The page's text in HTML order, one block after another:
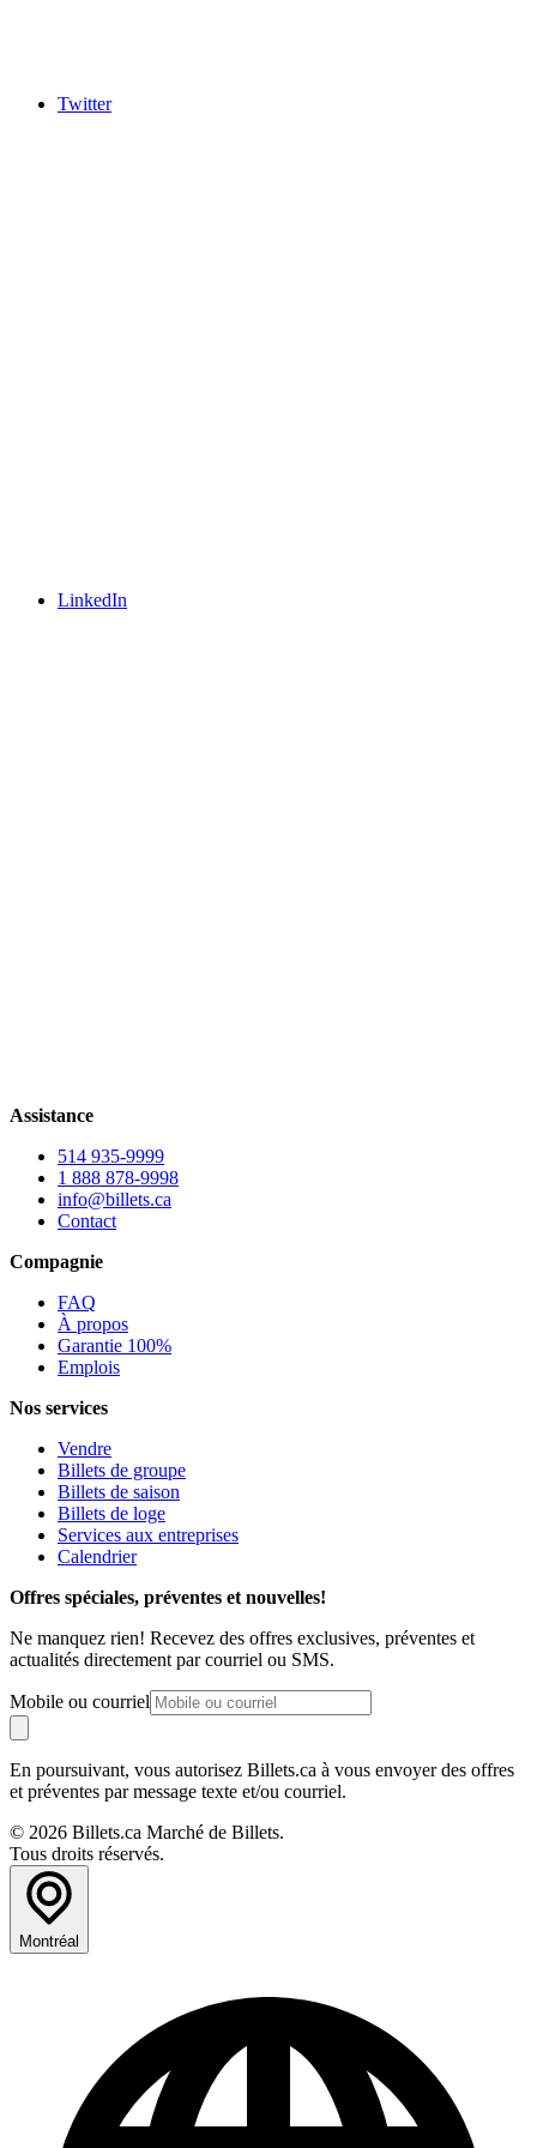
Twitter
LinkedIn
Assistance
514 935-9999
1 888 878-9998
info@billets.ca
Contact
Compagnie
FAQ
À propos
Garantie 100%
Emplois
Nos services
Vendre
Billets de groupe
Billets de saison
Billets de loge
Services aux entreprises
Calendrier
Offres spéciales, préventes et nouvelles!
Ne manquez rien! Recevez des offres exclusives, préventes et
actualités directement par courriel ou SMS.
Mobile ou courriel
En poursuivant, vous autorisez Billets.ca à vous envoyer des offres
et préventes par message texte et/ou courriel.
© 2026 Billets.ca Marché de Billets.
Tous droits réservés.
Montréal